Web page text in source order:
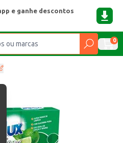
e ganhe descontos
0